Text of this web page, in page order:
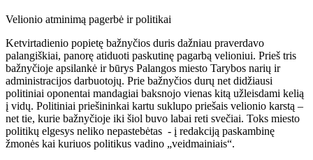
Velionio atminimą pagerbė ir politikai
Ketvirtadienio popietę bažnyčios duris dažniau praverdavo
palangiškiai, panorę atiduoti paskutinę pagarbą velioniui. Prieš tris
bažnyčioje apsilankė ir būrys Palangos miesto Tarybos narių ir
administracijos darbuotojų. Prie bažnyčios durų net didžiausi
politiniai oponentai mandagiai baksnojo vienas kitą užleisdami kelią
į vidų. Politiniai priešininkai kartu suklupo priešais velionio karstą –
net tie, kurie bažnyčioje iki šiol buvo labai reti svečiai. Toks miesto
politikų elgesys neliko nepastebėtas - į redakciją paskambinę
žmonės kai kuriuos politikus vadino „veidmainiais“.